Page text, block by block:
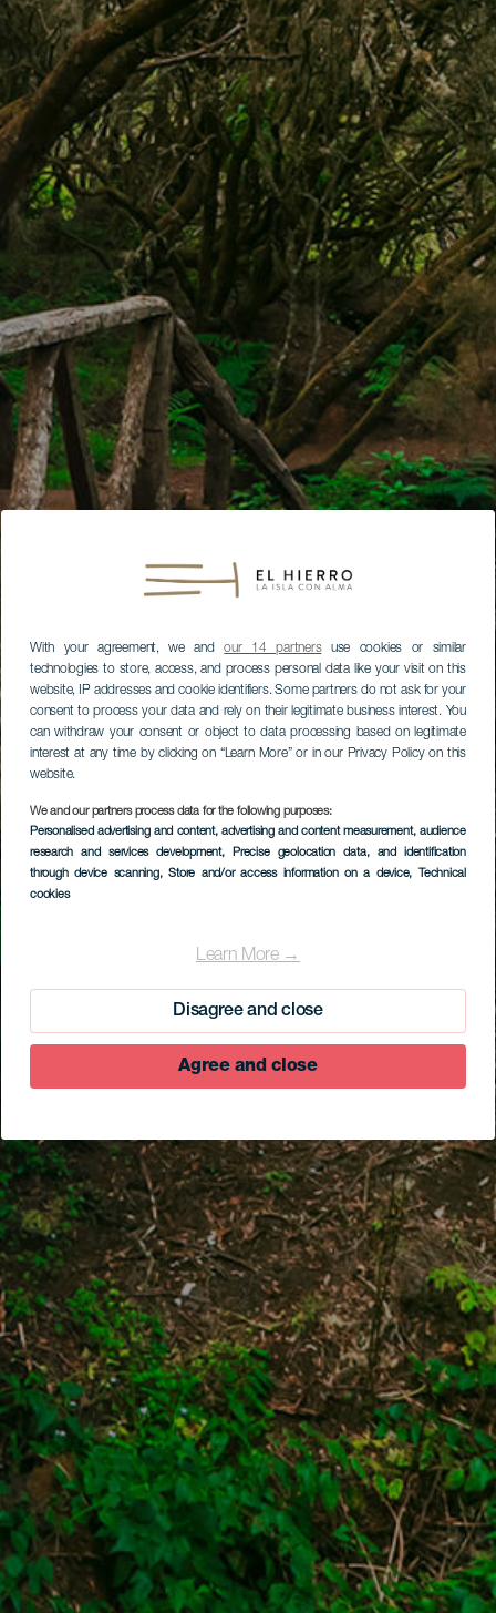
With your agreement, we andour 14 partnersuse cookies or similar
technologies to store, access, and process personal data like your visit on this
website, IP addresses and cookie identifiers. Some partners do not ask for your
consent to process your data and rely on their legitimate business interest. You
can withdraw your consent or object to data processing based on legitimate
interest at any time by clicking on “Learn More” or in our Privacy Policy on this
website.
We and our partners process data for the following purposes:
Personalised advertising and content, advertising and content measurement, audience
research and services development, Precise geolocation data, and identification
through device scanning, Store and/or access information on a device, Technical
cookies
Learn More →
Disagree and close
Agree and close